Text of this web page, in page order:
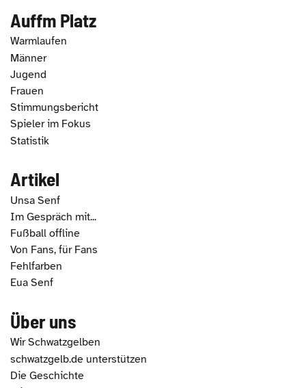
Auffm Platz
Warmlaufen
Männer
Jugend
Frauen
Stimmungsbericht
Spieler im Fokus
Statistik
Artikel
Unsa Senf
Im Gespräch mit...
Fußball offline
Von Fans, für Fans
Fehlfarben
Eua Senf
Über uns
Wir Schwatzgelben
schwatzgelb.de unterstützen
Die Geschichte